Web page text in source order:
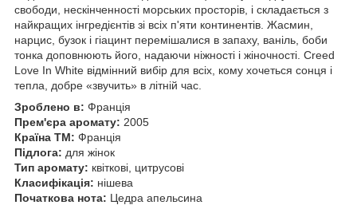
свободи, нескінченності морських просторів, і складається з
найкращих інгредієнтів зі всіх п'яти континентів. Жасмин,
нарцис, бузок і гіацинт перемішалися в запаху, ваніль, боби
тонка доповнюють його, надаючи ніжності і жіночності. Creed
Love In White відмінний вибір для всіх, кому хочеться сонця і
тепла, добре «звучить» в літній час.
Зроблено в: Франція
Прем'єра аромату: 2005
Країна ТМ: Франція
Підлога: для жінок
Тип аромату: квіткові, цитрусові
Класифікація: нішева
Початкова нота: Цедра апельсина